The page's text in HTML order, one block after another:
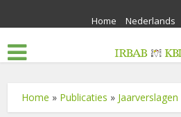
Home Nederlands
Home » Publicaties » Jaarverslagen